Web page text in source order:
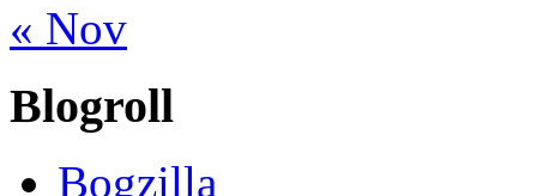
« Nov
Blogroll
Bogzilla